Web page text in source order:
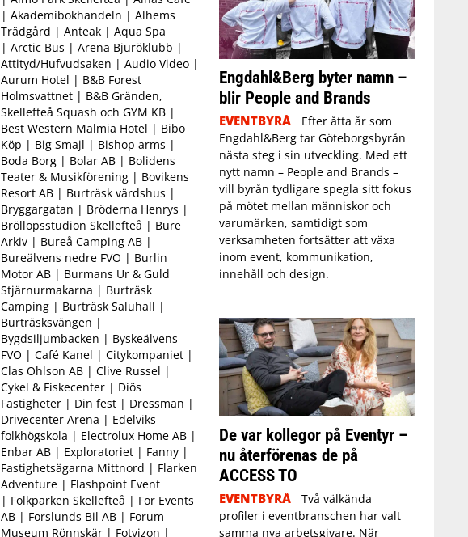
| Akademibokhandeln | Alhems
Trädgård | Anteak | Aqua Spa
| Arctic Bus | Arena Bjuröklubb |
Attityd/Hufvudsaken | Audio Video |
Aurum Hotel | B&B Forest
Holmsvattnet | B&B Gränden,
Skellefteå Squash och GYM KB |
Best Western Malmia Hotel | Bibo
Köp | Big Smajl | Bishop arms |
Boda Borg | Bolar AB | Bolidens
Teater & Musikförening | Bovikens
Resort AB | Burträsk värdshus |
Bryggargatan | Bröderna Henrys |
Bröllopsstudion Skellefteå | Bure
Arkiv | Bureå Camping AB |
Bureälvens nedre FVO | Burlin
Motor AB | Burmans Ur & Guld
Stjärnurmakarna | Burträsk
Camping | Burträsk Saluhall |
Burträsksvängen |
Bygdsiljumbacken | Byskeälvens
FVO | Café Kanel | Citykompaniet |
Clas Ohlson AB | Clive Russel |
Cykel & Fiskecenter | Diös
Fastigheter | Din fest | Dressman |
Drivecenter Arena | Edelviks
folkhögskola | Electrolux Home AB |
Enbar AB | Exploratoriet | Fanny |
Fastighetsägarna Mittnord | Flarken
Adventure | Flashpoint Event
| Folkparken Skellefteå | For Events
AB | Forslunds Bil AB | Forum
Museum Rönnskär | Fotvizon |
Engdahl&Berg byter namn –
blir People and Brands
EVENTBYRÅ
Efter åtta år som
Engdahl&Berg tar Göteborgsbyrån
nästa steg i sin utveckling. Med ett
nytt namn – People and Brands –
vill byrån tydligare spegla sitt fokus
på mötet mellan människor och
varumärken, samtidigt som
verksamheten fortsätter att växa
inom event, kommunikation,
innehåll och design.
De var kollegor på Eventyr –
nu återförenas de på
ACCESS TO
EVENTBYRÅ
Två välkända
profiler i eventbranschen har valt
samma nya arbetsgivare. När